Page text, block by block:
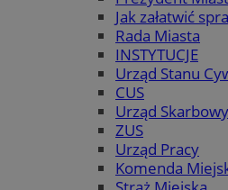
Jak załatwić
Rada Miasta
INSTYTUCJE
Urząd Stanu
CUS
Urząd Skarbowy
ZUS
Urząd Pracy
Komenda